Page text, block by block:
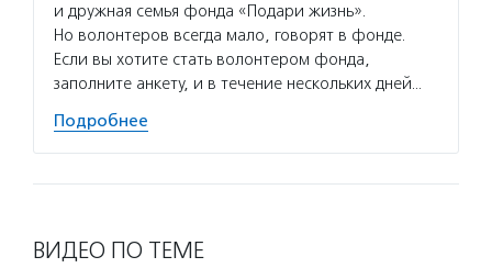
и дружная семья фонда «Подари жизнь».
Но волонтеров всегда мало, говорят в фонде.
Если вы хотите стать волонтером фонда,
заполните анкету, и в течение нескольких дней…
Подробнее
ВИДЕО ПО ТЕМЕ